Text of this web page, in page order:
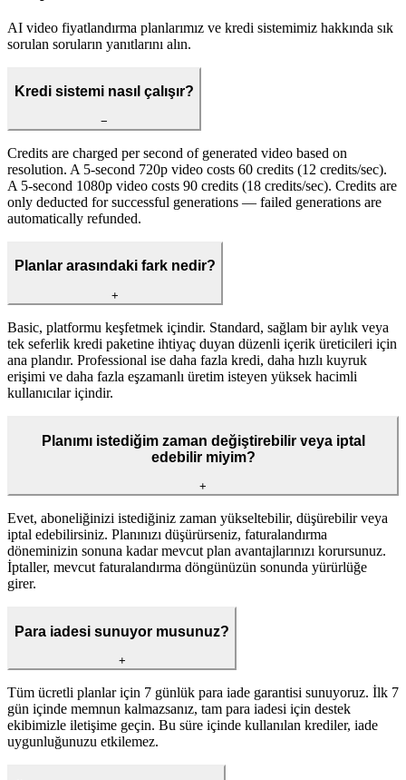
AI video fiyatlandırma planlarımız ve kredi sistemimiz hakkında sık
sorulan soruların yanıtlarını alın.
Kredi sistemi nasıl çalışır?
−
Credits are charged per second of generated video based on
resolution. A 5-second 720p video costs 60 credits (12 credits/sec).
A 5-second 1080p video costs 90 credits (18 credits/sec). Credits are
only deducted for successful generations — failed generations are
automatically refunded.
Planlar arasındaki fark nedir?
+
Basic, platformu keşfetmek içindir. Standard, sağlam bir aylık veya
tek seferlik kredi paketine ihtiyaç duyan düzenli içerik üreticileri için
ana plandır. Professional ise daha fazla kredi, daha hızlı kuyruk
erişimi ve daha fazla eşzamanlı üretim isteyen yüksek hacimli
kullanıcılar içindir.
Planımı istediğim zaman değiştirebilir veya iptal
edebilir miyim?
+
Evet, aboneliğinizi istediğiniz zaman yükseltebilir, düşürebilir veya
iptal edebilirsiniz. Planınızı düşürürseniz, faturalandırma
döneminizin sonuna kadar mevcut plan avantajlarınızı korursunuz.
İptaller, mevcut faturalandırma döngünüzün sonunda yürürlüğe
girer.
Para iadesi sunuyor musunuz?
+
Tüm ücretli planlar için 7 günlük para iade garantisi sunuyoruz. İlk 7
gün içinde memnun kalmazsanız, tam para iadesi için destek
ekibimizle iletişime geçin. Bu süre içinde kullanılan krediler, iade
uygunluğunuzu etkilemez.